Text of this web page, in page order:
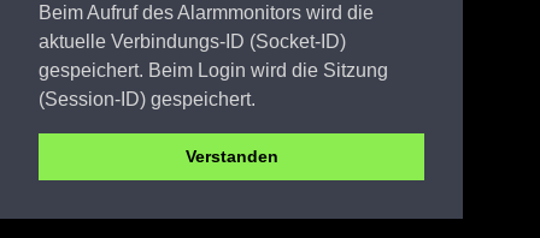
Beim Aufruf des Alarmmonitors wird die
aktuelle Verbindungs-ID (Socket-ID)
gespeichert. Beim Login wird die Sitzung
(Session-ID) gespeichert.
Verstanden
EE FW Rückersdorf